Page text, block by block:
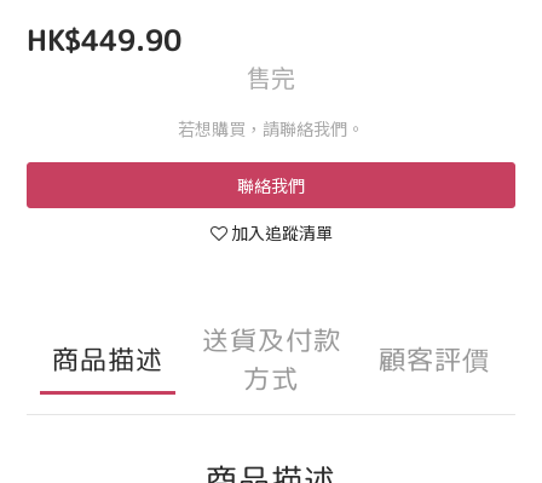
HK$449.90
售完
若想購買，請聯絡我們。
聯絡我們
加入追蹤清單
商品描述
送貨及付款
方式
顧客評價